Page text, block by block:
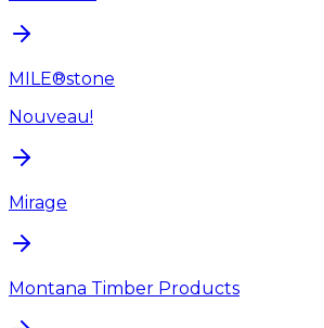
MILE®stone
Nouveau!
Mirage
Montana Timber Products